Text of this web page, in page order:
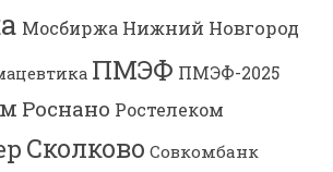
Мосбиржа Нижний Новгород
ПМЭФ ПМЭФ-2025
Роснано Ростелеком
Сколково Совкомбанк